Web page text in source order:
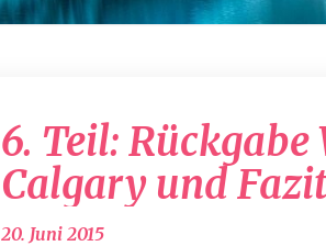
6. Teil:
Calgary und
20. Juni 2015